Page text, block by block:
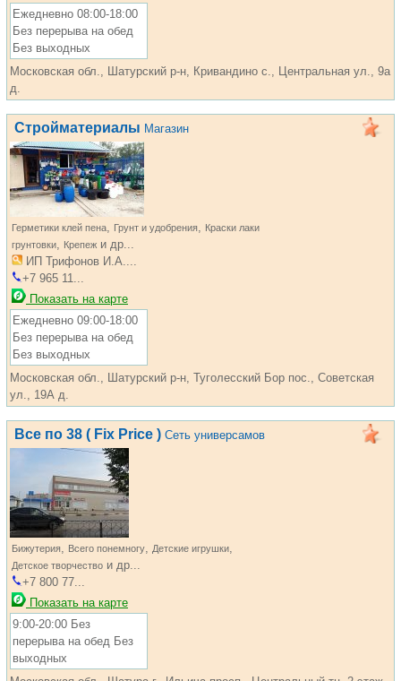
Ежедневно 08:00-18:00
Без перерыва на обед
Без выходных
Московская обл., Шатурский р-н, Кривандино с., Центральная ул., 9а
д.
Стройматериалы Магазин
Герметики клей пена, Грунт и удобрения, Краски лаки
грунтовки, Крепеж и др...
ИП Трифонов И.А....
+7 965 11...
Показать на карте
Ежедневно 09:00-18:00
Без перерыва на обед
Без выходных
Московская обл., Шатурский р-н, Туголесский Бор пос., Советская
ул., 19А д.
Все по 38 ( Fix Price ) Сеть универсамов
Бижутерия, Всего понемногу, Детские игрушки,
Детское творчество и др...
+7 800 77...
Показать на карте
9:00-20:00 Без
перерыва на обед Без
выходных